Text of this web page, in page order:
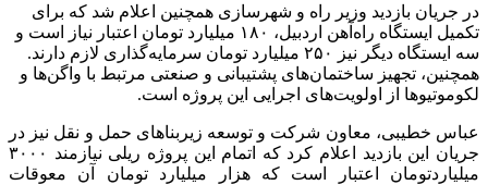
در جریان بازدید وزیر راه و شهرسازی همچنین اعلام شد که برای
تکمیل ایستگاه راه‌آهن اردبیل، ۱۸۰ میلیارد تومان اعتبار نیاز است و
سه ایستگاه دیگر نیز ۲۵۰ میلیارد تومان سرمایه‌گذاری لازم دارند.
همچنین، تجهیز ساختمان‌های پشتیبانی و صنعتی مرتبط با واگن‌ها و
لکوموتیوها از اولویت‌های اجرایی این پروژه است.
عباس خطیبی، معاون شرکت و توسعه زیربناهای حمل و نقل نیز در
جریان این بازدید اعلام کرد که اتمام این پروژه ریلی نیازمند ۳۰۰۰
میلیاردتومان اعتبار است که هزار میلیارد تومان آن معوقات